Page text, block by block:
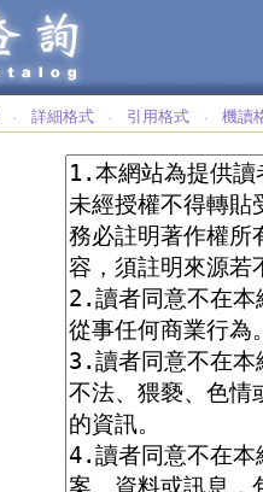
‧ 詳細格式 ‧ 引用格式 ‧ 機讀